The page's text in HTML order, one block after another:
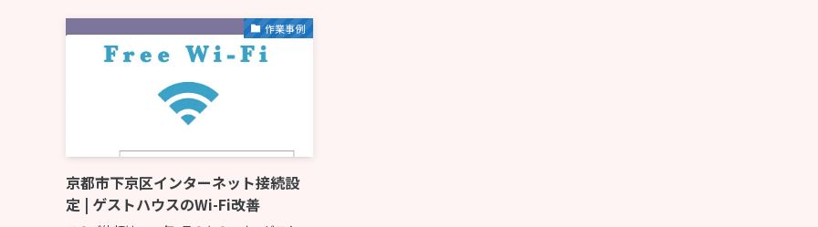
作業事例
京都市下京区インターネット接続設
定 | ゲストハウスのWi-Fi改善